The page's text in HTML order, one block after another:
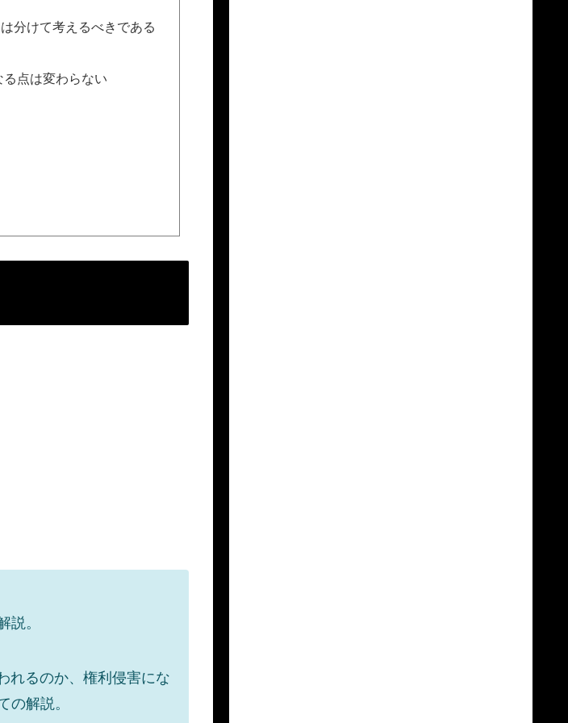
分けて考えるべきである
点は変わらない
説。
れるのか、権利侵害にな
の解説。